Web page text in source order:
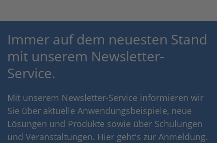
Immer auf dem neuesten Stand
mit unserem Newsletter-
Service.
Mit unserem Newsletter-Service informieren wir
Sie über aktuelle Anwendungsbeispiele, neue
Lösungen und Produkte sowie über Schulungen
und Veranstaltungen. Hier geht's zur Anmeldung.